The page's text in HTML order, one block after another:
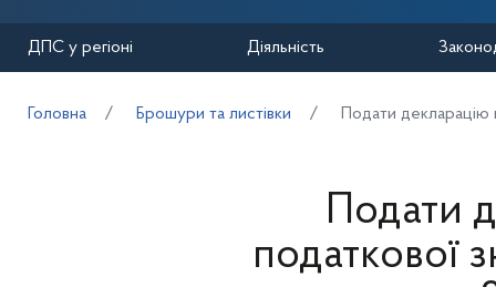
ДПС у регіоні Діяльність
Головна Брошури та листівки Подати
Подати
податкової